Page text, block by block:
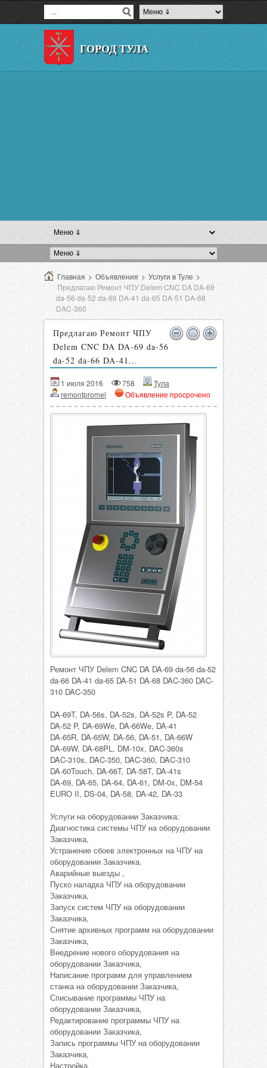
ГОРОД ТУЛА
Главная > Объявления > Услуги в Туле >
Предлагаю Ремонт ЧПУ Delem CNC DA DA-69
da-56 da-52 da-66 DA-41 da-65 DA-51 DA-68
DAC-360
Предлагаю Ремонт ЧПУ
Delem CNC DA DA-69 da-56
da-52 da-66 DA-41...
1 июля 2016 758
Тула
remontpromel
Объявление просрочено
Ремонт ЧПУ Delem CNC DA DA-69 da-56 da-52
da-66 DA-41 da-65 DA-51 DA-68 DAC-360 DAC-
310 DAC-350
DA-69T, DA-56s, DA-52s, DA-52s P, DA-52
DA-52 P, DA-69We, DA-66We, DA-41
DA-65R, DA-65W, DA-56, DA-51, DA-66W
DA-69W, DA-68PL, DM-10x, DAC-360s
DAC-310s, DAC-350, DAC-360, DAC-310
DA-60Touch, DA-66T, DA-58T, DA-41s
DA-69, DA-65, DA-64, DA-61, DM-0x, DM-54
EURO II, DS-04, DA-58, DA-42, DA-33
Услуги на оборудовании Заказчика:
Диагностика системы ЧПУ на оборудовании
Заказчика,
Устранение сбоев электронных на ЧПУ на
оборудовании Заказчика.
Аварийные выезды ,
Пуско наладка ЧПУ на оборудовании
Заказчика,
Запуск систем ЧПУ на оборудовании
Заказчика,
Снятие архивных программ на оборудовании
Заказчика,
Внедрение нового оборудования на
оборудовании Заказчика,
Написание программ для управлением
станка на оборудовании Заказчика,
Списывание программы ЧПУ на
оборудовании Заказчика,
Редактирование программы ЧПУ на
оборудовании Заказчика,
Запись программы ЧПУ на оборудовании
Заказчика,
Настройка,